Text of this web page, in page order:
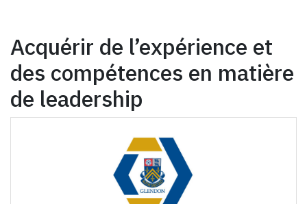
Acquérir de l’expérience et
des compétences en matière
de leadership